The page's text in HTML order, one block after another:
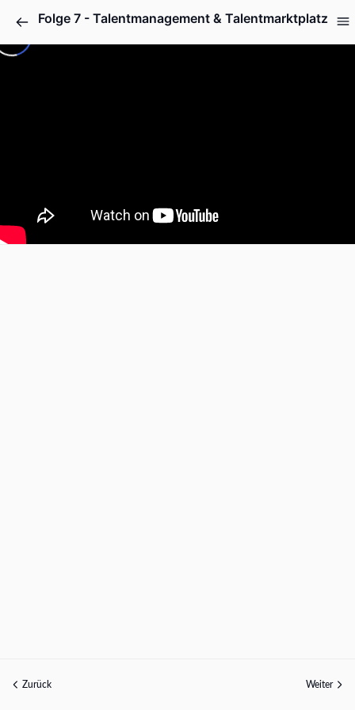
Folge 7 - Talentmanagement & Talentmarktplatz
Zurück Weiter